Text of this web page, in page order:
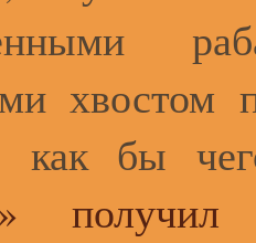
хвостом
как бы